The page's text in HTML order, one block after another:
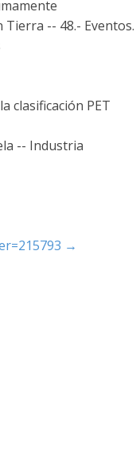
Tierra -- 48.- Eventos.
clasificación PET
-- Industria
→